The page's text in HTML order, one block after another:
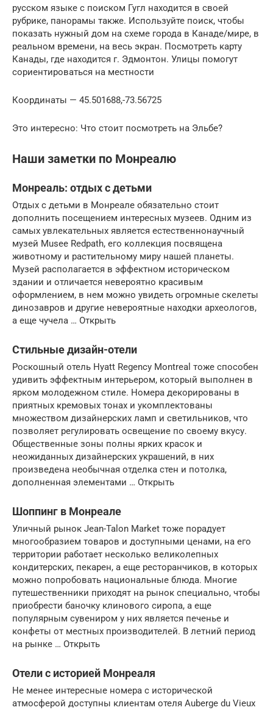
русском языке с поиском Гугл находится в своей
рубрике, панорамы также. Используйте поиск, чтобы
показать нужный дом на схеме города в Канаде/мире, в
реальном времени, на весь экран. Посмотреть карту
Канады, где находится г. Эдмонтон. Улицы помогут
сориентироваться на местности
Координаты — 45.501688,-73.56725
Это интересно: Что стоит посмотреть на Эльбе?
Наши заметки по Монреалю
Монреаль: отдых с детьми
Отдых с детьми в Монреале обязательно стоит
дополнить посещением интересных музеев. Одним из
самых увлекательных является естественнонаучный
музей Musee Redpath, его коллекция посвящена
животному и растительному миру нашей планеты.
Музей располагается в эффектном историческом
здании и отличается невероятно красивым
оформлением, в нем можно увидеть огромные скелеты
динозавров и другие невероятные находки археологов,
а еще чучела … Открыть
Стильные дизайн-отели
Роскошный отель Hyatt Regency Montreal тоже способен
удивить эффектным интерьером, который выполнен в
ярком молодежном стиле. Номера декорированы в
приятных кремовых тонах и укомплектованы
множеством дизайнерских ламп и светильников, что
позволяет регулировать освещение по своему вкусу.
Общественные зоны полны ярких красок и
неожиданных дизайнерских украшений, в них
произведена необычная отделка стен и потолка,
дополненная элементами … Открыть
Шоппинг в Монреале
Уличный рынок Jean-Talon Market тоже порадует
многообразием товаров и доступными ценами, на его
территории работает несколько великолепных
кондитерских, пекарен, а еще ресторанчиков, в которых
можно попробовать национальные блюда. Многие
путешественники приходят на рынок специально, чтобы
приобрести баночку клинового сиропа, а еще
популярным сувениром у них является печенье и
конфеты от местных производителей. В летний период
на рынке … Открыть
Отели с историей Монреаля
Не менее интересные номера с исторической
атмосферой доступны клиентам отеля Auberge du Vieux